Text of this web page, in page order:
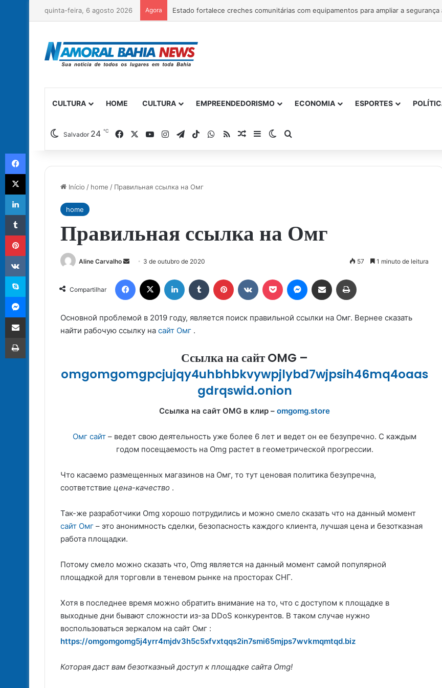
quinta-feira, 6 agosto 2026 Agora
CULTURA HOME CULTURA EMPREENDEDORISMO ECONOMIA ESPORTES
Salvador 24 ℃ FacebookYouTubeInstagram
TelegramTikTokWhatsApp
RSSArtigo Aleatório
Barra Lateral
Switch skin
Procurar por
Início / home / Правильная ссылка на Омг
home
Правильная ссылка на Омг
Aline Carvalho
Mande
e-
mail
3 de outubro de 2020 57 1 minuto de leitura
Compartilhar
Facebook Linkedin Tumblr Pinterest Pocket Messenger
Compartilhar via e-mail
Основной проблемой в 2019 году, является поиск правильной ссылки на Омг. Вернее сказать
найти рабочую ссылку на сайт Омг .
Ссылка на сайт OMG –
omgomgomgpcjujqy4uhbhbkvywpjlybd7wjpsih46mq4oaas
gdrqswid.onion
Ссылка на сайт OMG в клир – omgomg.store
Омг сайт – ведет свою деятельность уже более 6 лет и ведет он ее безупречно. С каждым
годом посещаемость на Omg растет в геометрической прогрессии.
Что касаемо размещенных магазинов на Омг, то тут ценовая политика безупречна,
соответствие цена-качество .
Так-же разработчики Omg хорошо потрудились и можно смело сказать что на данный момент
сайт Омг – это анонимность сделки, безопасность каждого клиента, лучшая цена и безотказная
работа площадки.
Потому смело можно сказать что, Omg является на данный момент самой популярной
площадкой для торговли в теневом рынке на просторах СНГ.
Хотя в последнее время можно обратить внимание на то, что с доступом к площадке в
выходные дни бывают сложности из-за DDoS конкурентов. В таком случае нужно
воспользоваться зеркалом на сайт Омг :
https://omgomgomg5j4yrr4mjdv3h5c5xfvxtqqs2in7smi65mjps7wvkmqmtqd.biz
Которая даст вам безотказный доступ к площадке сайта Omg!
Facebook
X
Linkedin
Tumblr
Pinterest
VK
Skype
Messenger
Compartilhar via e-mail